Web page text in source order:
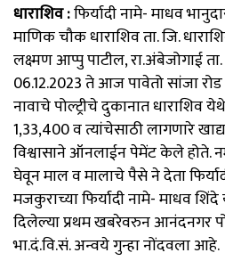
धाराशिव :फिर्यादी नामे- माधव
माणिक चौक धाराशिव ता. जि.
लक्ष्मण आप्पु पाटील, रा.अंबेजोगाई
06.12.2023 ते आज पावेतो सांजा रोड
नावाचे पोल्ट्रीचे दुकानात धाराशिव
1,33,400₹ व त्यांचेसाठी लागणारे
विश्वासाने ऑनलाईन पेमेंट केले होते.
घेवून माल व मालाचे पैसे ने देता
मजकुराच्या फिर्यादी नामे- माधव शिंदे
दिलेल्या प्रथम खबरेवरुन आनंदनगर
भा.दं.वि.सं. अन्वये गुन्हा नोंदवला आहे.